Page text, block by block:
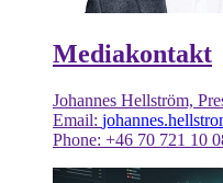
Mediakontakt
Johannes Hellström,
Email:
Phone: +46 70 721 10